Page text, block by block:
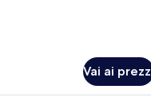
Vai ai